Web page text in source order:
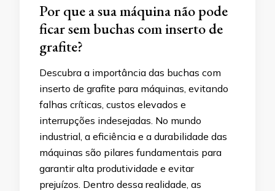
Por que a sua máquina não pode
ficar sem buchas com inserto de
grafite?
Descubra a importância das buchas com
inserto de grafite para máquinas, evitando
falhas críticas, custos elevados e
interrupções indesejadas. No mundo
industrial, a eficiência e a durabilidade das
máquinas são pilares fundamentais para
garantir alta produtividade e evitar
prejuízos. Dentro dessa realidade, as